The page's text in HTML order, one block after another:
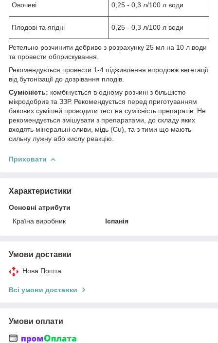
Овочеві 0,25 - 0,3 л/100 л води
Плодові та ягідні 0,25 - 0,3 л/100 л води
Ретельно розчинити добриво з розрахунку 25 мл на 10 л води
та провести обприскування.
Рекомендується провести 1-4 підживлення впродовж вегетації
від бутонізації до дозрівання плодів.
Сумісність: комбінується в одному розчині з більшістю
мікродобрив та ЗЗР. Рекомендується перед приготуванням
бакових сумішей проводити тест на сумісність препаратів. Не
рекомендується змішувати з препаратами, до складу яких
входять мінеральні оливи, мідь (Cu), та з тими що мають
сильну лужну або кислу реакцію.
Приховати
Характеристики
Основні атрибути
Країна виробник
Іспанія
Умови доставки
Нова Пошта
Всі умови доставки
Умови оплати